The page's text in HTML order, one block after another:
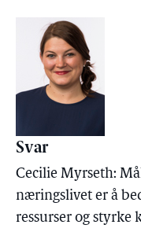
Svar
Cecilie Myrseth:
næringslivet er å
ressurser og